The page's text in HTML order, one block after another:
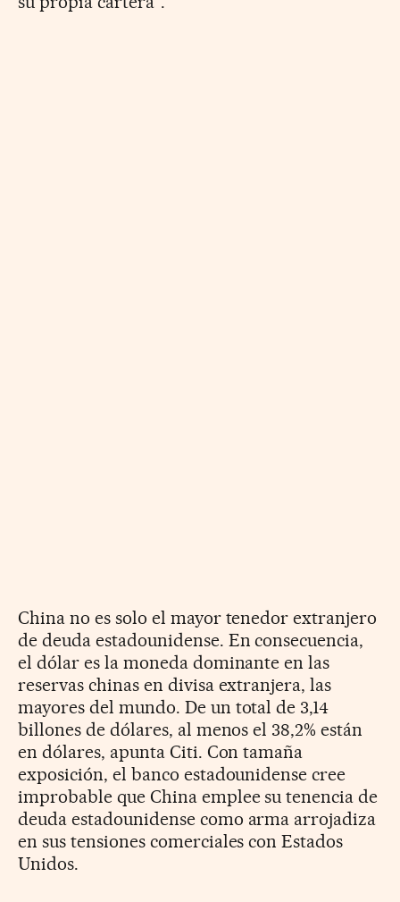
China no es solo el mayor tenedor extranjero
de deuda estadounidense. En consecuencia,
el dólar es la moneda dominante en las
reservas chinas en divisa extranjera, las
mayores del mundo. De un total de 3,14
billones de dólares, al menos el 38,2% están
en dólares, apunta Citi. Con tamaña
exposición, el banco estadounidense cree
improbable que China emplee su tenencia de
deuda estadounidense como arma arrojadiza
en sus tensiones comerciales con Estados
Unidos.